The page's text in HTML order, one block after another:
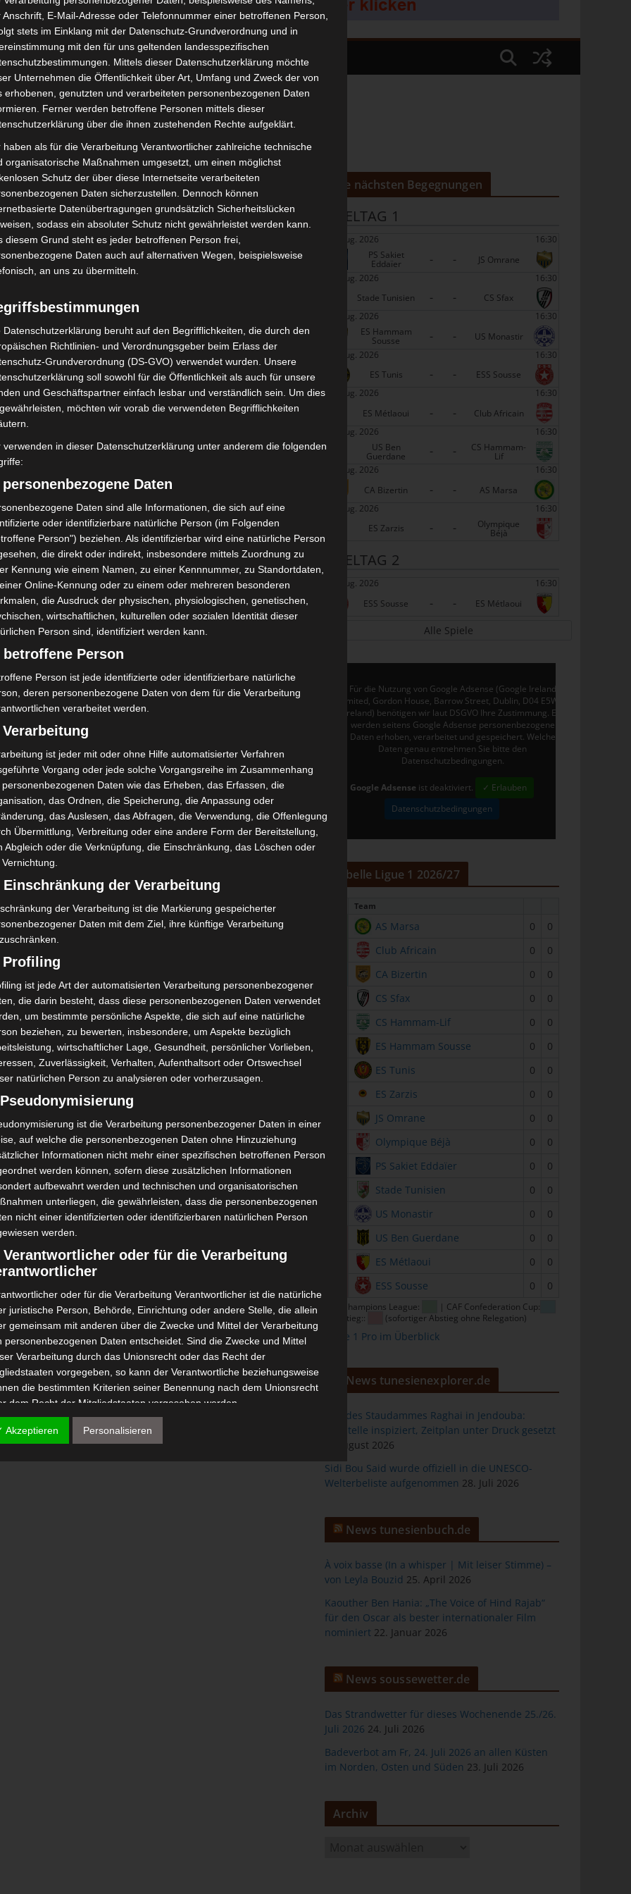
STADIEN IMPRESSUM
du Sahel Sousse (ESS) – Club Sportif Sfaxien (CSS)
2025-14:00
2025/2026 - Ligue 1 | Spieltag 15
0-1
:1 Club Sportif Sfaxien (CSS)
Sousse (Olympiastadion Sousse)
23' H. Baccar
Club Sportif Sfaxien (CSS)
M H. Baccar 23'
Espérance Sportive de Tunis (EST) – Union Sporti
ve de Ben Guerdane (USBG)
Die nächsten Begegnungen
SPIELTAG 1
22 Aug. 2026
16:30
PS Sakiet
Eddaïer - -
JS Omrane
22 Aug. 2026
16:30
Stade Tunisien
- -
CS Sfax
22 Aug. 2026
16:30
ES Hammam
Sousse - -
US Monastir
22 Aug. 2026
16:30
ES Tunis
- -
ESS Sousse
22 Aug. 2026
16:30
ES Métlaoui
- -
Club Africain
22 Aug. 2026
16:30
US Ben
Guerdane - - CS Hammam-
Lif
22 Aug. 2026
16:30
CA Bizertin
- -
AS Marsa
22 Aug. 2026
16:30
ES Zarzis
- - Olympique
Béjà
SPIELTAG 2
29 Aug. 2026
16:30
ESS Sousse
- - ES Métlaoui
Alle Spiele
Für die Nutzung von Google Adsense (Google Ireland
Limited, Gordon House, Barrow Street, Dublin, D04 E5W5,
Ireland) benötigen wir laut DSGVO Ihre Zustimmung. Es
werden seitens Google Adsense personenbezogene
Daten erhoben, verarbeitet und gespeichert. Welche
Daten genau entnehmen Sie bitte den
Datenschutzbedingungen.
Google Adsense ist deaktiviert.
✓ Erlauben
Datenschutzbedingungen
Tabelle Ligue 1 2026/27
Team
AS Marsa 0
0
Club Africain 0
0
CA Bizertin 0
0
CS Sfax 0
0
CS Hammam-Lif 0
0
ES Hammam Sousse 0
0
ES Tunis 0
0
ES Zarzis 0
0
JS Omrane 0
0
Olympique Béjà 0
0
PS Sakiet Eddaïer 0
0
Stade Tunisien 0
0
US Monastir 0
0
US Ben Guerdane 0
0
ES Métlaoui 0
0
ESS Sousse 0 0
CAF Champions League:
| CAF Confederation Cup:
| Abstieg::
(sofortiger Abstieg ohne Relegation)
Ligue 1 Pro im Überblick
News tunesienexplorer.de
Bau des Staudammes Raghai in Jendouba:
Baustelle inspiziert, Zeitplan unter Druck gesetzt
2. August 2026
Sidi Bou Said wurde offiziell in die UNESCO-
Welterbeliste aufgenommen 28. Juli 2026
News tunesienbuch.de
À voix basse (In a whisper | Mit leiser Stimme) –
von Leyla Bouzid 25. April 2026
Kaouther Ben Hania: „The Voice of Hind Rajab“
für den Oscar als bester internationaler Film
nominiert 22. Januar 2026
News soussewetter.de
Das Strandwetter für dieses Wochenende 25./26.
Juli 2026 24. Juli 2026
Badeverbot am Fr, 24. Juli 2026 an allen Küsten
im Norden, Osten und Süden 23. Juli 2026
Archiv
Anschrift, E-Mail-Adresse oder Telefonnummer einer betroffenen Person,
stets im Einklang mit der Datenschutz-Grundverordnung und in
mit den für uns geltenden landesspezifischen
Mittels dieser Datenschutzerklärung möchte
Unternehmen die Öffentlichkeit über Art, Umfang und Zweck der von
erhobenen, genutzten und verarbeiteten personenbezogenen Daten
Ferner werden betroffene Personen mittels dieser
über die ihnen zustehenden Rechte aufgeklärt.
haben als für die Verarbeitung Verantwortlicher zahlreiche technische
organisatorische Maßnahmen umgesetzt, um einen möglichst
Schutz der über diese Internetseite verarbeiteten
Daten sicherzustellen. Dennoch können
Datenübertragungen grundsätzlich Sicherheitslücken
sodass ein absoluter Schutz nicht gewährleistet werden kann.
diesem Grund steht es jeder betroffenen Person frei,
Daten auch auf alternativen Wegen, beispielsweise
an uns zu übermitteln.
Datenschutzerklärung beruht auf den Begrifflichkeiten, die durch den
Richtlinien- und Verordnungsgeber beim Erlass der
Grundverordnung (DS-GVO) verwendet wurden. Unsere
soll sowohl für die Öffentlichkeit als auch für unsere
und Geschäftspartner einfach lesbar und verständlich sein. Um dies
möchten wir vorab die verwendeten Begrifflichkeiten
verwenden in dieser Datenschutzerklärung unter anderem die folgenden
personenbezogene Daten
Daten sind alle Informationen, die sich auf eine
oder identifizierbare natürliche Person (im Folgenden
Person") beziehen. Als identifizierbar wird eine natürliche Person
die direkt oder indirekt, insbesondere mittels Zuordnung zu
Kennung wie einem Namen, zu einer Kennnummer, zu Standortdaten,
Online-Kennung oder zu einem oder mehreren besonderen
die Ausdruck der physischen, physiologischen, genetischen,
wirtschaftlichen, kulturellen oder sozialen Identität dieser
Person sind, identifiziert werden kann.
betroffene Person
Person ist jede identifizierte oder identifizierbare natürliche
deren personenbezogene Daten von dem für die Verarbeitung
verarbeitet werden.
ist jeder mit oder ohne Hilfe automatisierter Verfahren
Vorgang oder jede solche Vorgangsreihe im Zusammenhang
personenbezogenen Daten wie das Erheben, das Erfassen, die
das Ordnen, die Speicherung, die Anpassung oder
das Auslesen, das Abfragen, die Verwendung, die Offenlegung
Übermittlung, Verbreitung oder eine andere Form der Bereitstellung,
Abgleich oder die Verknüpfung, die Einschränkung, das Löschen oder
Einschränkung der Verarbeitung
der Verarbeitung ist die Markierung gespeicherter
Daten mit dem Ziel, ihre künftige Verarbeitung
Profiling
ist jede Art der automatisierten Verarbeitung personenbezogener
die darin besteht, dass diese personenbezogenen Daten verwendet
um bestimmte persönliche Aspekte, die sich auf eine natürliche
beziehen, zu bewerten, insbesondere, um Aspekte bezüglich
wirtschaftlicher Lage, Gesundheit, persönlicher Vorlieben,
Zuverlässigkeit, Verhalten, Aufenthaltsort oder Ortswechsel
natürlichen Person zu analysieren oder vorherzusagen.
ist die Verarbeitung personenbezogener Daten in einer
auf welche die personenbezogenen Daten ohne Hinzuziehung
Informationen nicht mehr einer spezifischen betroffenen Person
werden können, sofern diese zusätzlichen Informationen
aufbewahrt werden und technischen und organisatorischen
unterliegen, die gewährleisten, dass die personenbezogenen
nicht einer identifizierten oder identifizierbaren natürlichen Person
werden.
Verantwortlicher oder für die Verarbeitung
oder für die Verarbeitung Verantwortlicher ist die natürliche
juristische Person, Behörde, Einrichtung oder andere Stelle, die allein
gemeinsam mit anderen über die Zwecke und Mittel der Verarbeitung
personenbezogenen Daten entscheidet. Sind die Zwecke und Mittel
Verarbeitung durch das Unionsrecht oder das Recht der
vorgegeben, so kann der Verantwortliche beziehungsweise
die bestimmten Kriterien seiner Benennung nach dem Unionsrecht
dem Recht der Mitgliedstaaten vorgesehen werden.
Auftragsverarbeiter
oder andere Stelle, die personenbezogene Daten im Auftrag des
ist jede von der betroffenen Person freiwillig für den bestimmten
Akzeptieren Personalisieren